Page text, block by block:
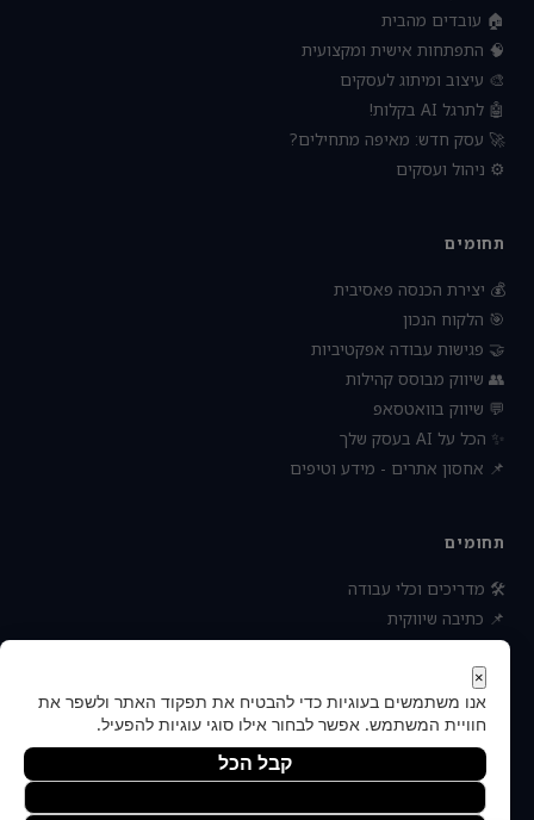
🏠 עובדים מהבית
🧠 התפתחות אישית ומקצועית
🎨 עיצוב ומיתוג לעסקים
🤖 לתרגל AI בקלות!
🚀 עסק חדש: מאיפה מתחילים?
⚙️ ניהול ועסקים
תחומים
💰 יצירת הכנסה פאסיבית
🎯 הלקוח הנכון
🤝 פגישות עבודה אפקטיביות
👥 שיווק מבוסס קהילות
💬 שיווק בוואטסאפ
✨ הכל על AI בעסק שלך
📌 אחסון אתרים - מידע וטיפים
תחומים
🛠 מדריכים וכלי עבודה
📌 כתיבה שיווקית
📌 socialbee מפלצת המדיה
📌 נטוורקינג וקשרים עסקיים
📌 חדשות כלכלה ועסקים
×
אנו משתמשים בעוגיות כדי להבטיח את תפקוד האתר ולשפר את
חוויית המשתמש. אפשר לבחור אילו סוגי עוגיות להפעיל.
קבל הכל